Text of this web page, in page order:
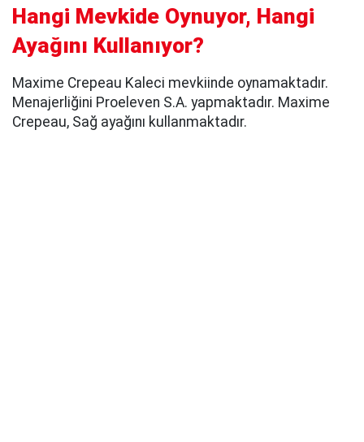
Hangi Mevkide Oynuyor, Hangi
Ayağını Kullanıyor?
Maxime Crepeau Kaleci mevkiinde oynamaktadır.
Menajerliğini Proeleven S.A. yapmaktadır. Maxime
Crepeau, Sağ ayağını kullanmaktadır.